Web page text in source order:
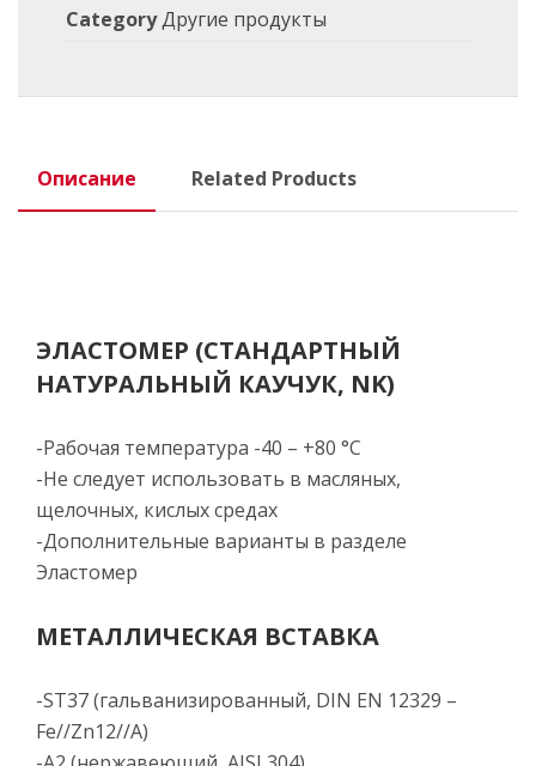
CategoryДругие продукты
Описание Related Products
ЭЛАСТОМЕР (СТАНДАРТНЫЙ
НАТУРАЛЬНЫЙ КАУЧУК, NK)
-Рабочая температура -40 – +80 °C
-Не следует использовать в масляных,
щелочных, кислых средах
-Дополнительные варианты в разделе
Эластомер
МЕТАЛЛИЧЕСКАЯ ВСТАВКА
-ST37 (гальванизированный, DIN EN 12329 –
Fe//Zn12//A)